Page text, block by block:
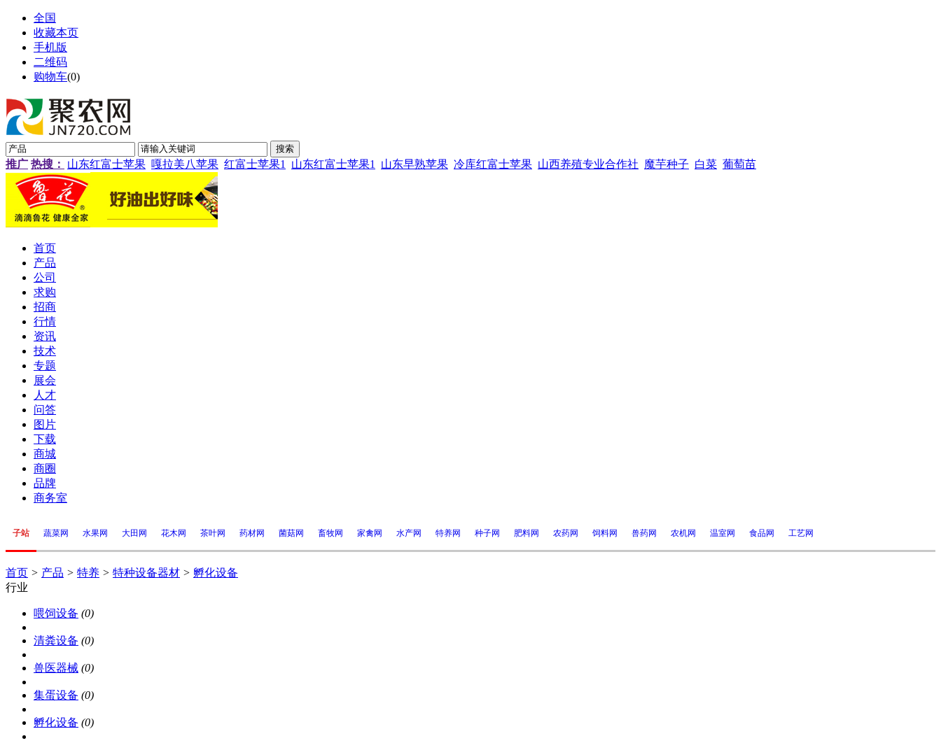
全国
收藏本页
手机版
二维码
购物车(0)
推广 热搜： 山东红富士苹果 嘎拉美八苹果 红富士苹果1 山东红富士苹果1 山东早熟苹果 冷库红富士苹果 山西养殖专业合作社 魔芋种子 白菜 葡萄苗
首页
产品
公司
求购
招商
行情
资讯
技术
专题
展会
人才
问答
图片
下载
商城
商圈
品牌
商务室
子站 蔬菜网 水果网 大田网 花木网 茶叶网 药材网 菌菇网 畜牧网 家禽网 水产网 特养网 种子网 肥料网 农药网 饲料网 兽药网 农机网 温室网 食品网 工艺网
首页 > 产品 > 特养 > 特种设备器材 > 孵化设备
行业
喂饲设备 (0)
清粪设备 (0)
兽医器械 (0)
集蛋设备 (0)
孵化设备 (0)